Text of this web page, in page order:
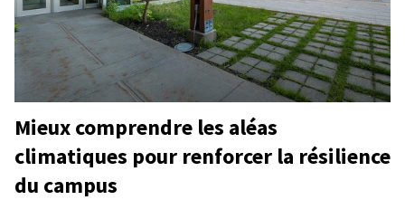
Mieux comprendre les aléas
climatiques pour renforcer la résilience
du campus